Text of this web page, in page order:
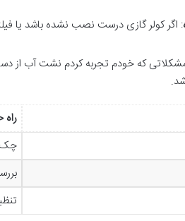
: اگر کولر گازی درست نصب نشده باشد یا
که خودم تجربه کردم نشت آب از
چک